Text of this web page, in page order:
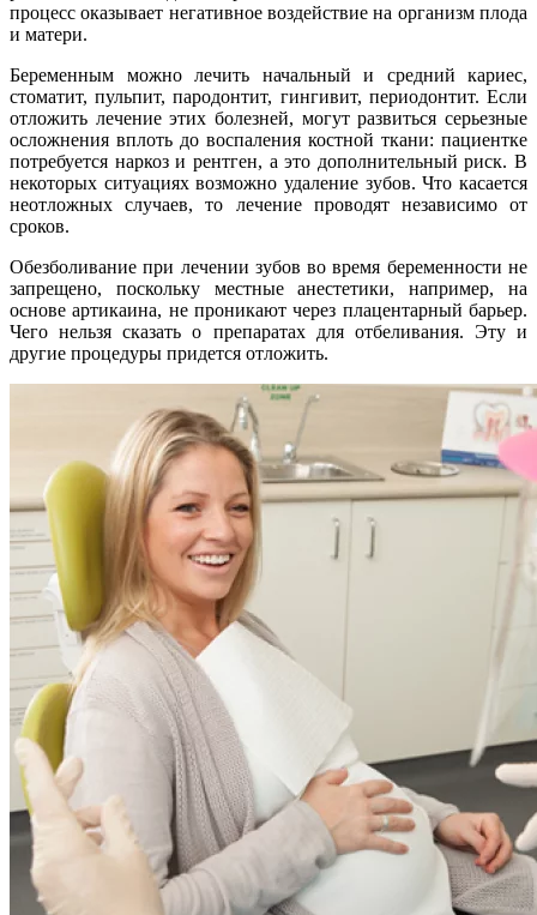
процесс оказывает негативное воздействие на организм плода
и матери.
Беременным можно лечить начальный и средний кариес,
стоматит, пульпит, пародонтит, гингивит, периодонтит. Если
отложить лечение этих болезней, могут развиться серьезные
осложнения вплоть до воспаления костной ткани: пациентке
потребуется наркоз и рентген, а это дополнительный риск. В
некоторых ситуациях возможно удаление зубов. Что касается
неотложных случаев, то лечение проводят независимо от
сроков.
Обезболивание при лечении зубов во время беременности не
запрещено, поскольку местные анестетики, например, на
основе артикаина, не проникают через плацентарный барьер.
Чего нельзя сказать о препаратах для отбеливания. Эту и
другие процедуры придется отложить.